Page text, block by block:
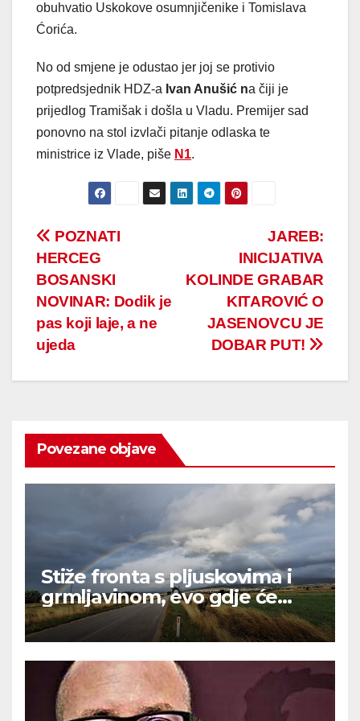
obuhvatio Uskokove osumnjičenike i Tomislava
Ćorića.
No od smjene je odustao jer joj se protivio
potpredsjednik HDZ-a Ivan Anušić na čiji je
prijedlog Tramišak i došla u Vladu. Premijer sad
ponovno na stol izvlači pitanje odlaska te
ministrice iz Vlade, piše N1.
Post
navigation
JAREB:
INICIJATIVA
KOLINDE GRABAR
KITAROVIĆ O
JASENOVCU JE
DOBAR PUT!
POZNATI
HERCEG
BOSANSKI
NOVINAR: Dodik je
pas koji laje, a ne
ujeda
Povezane objave
Stiže fronta s pljuskovima i
grmljavinom, evo gdje će
najviše osvježiti